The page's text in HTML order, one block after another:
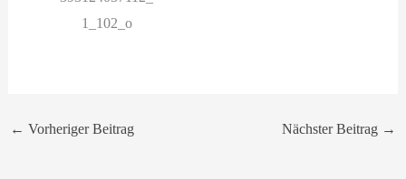
← Vorheriger Beitrag Nächster Beitrag →